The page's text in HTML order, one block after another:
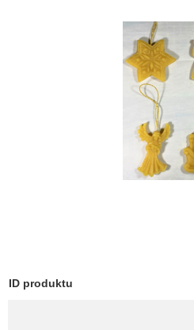
ID produktu